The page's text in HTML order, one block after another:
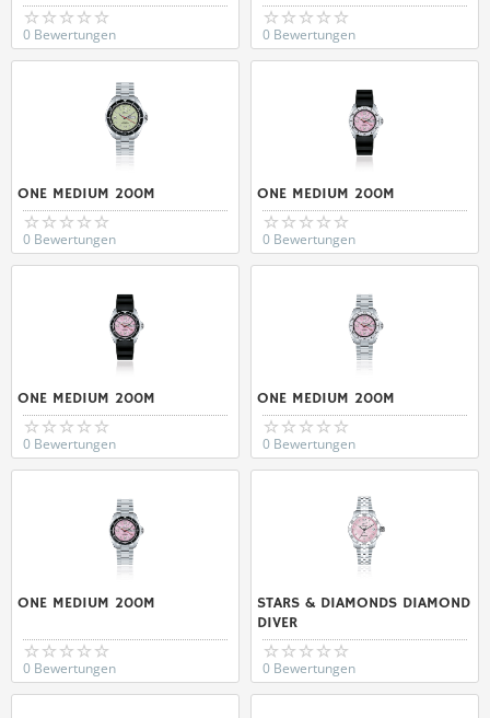
0 Bewertungen 0 Bewertungen
ONE MEDIUM 200M
0 Bewertungen
ONE MEDIUM 200M
0 Bewertungen
ONE MEDIUM 200M
0 Bewertungen
ONE MEDIUM 200M
0 Bewertungen
ONE MEDIUM 200M
0 Bewertungen
STARS & DIAMONDS DIAMOND
DIVER
0 Bewertungen